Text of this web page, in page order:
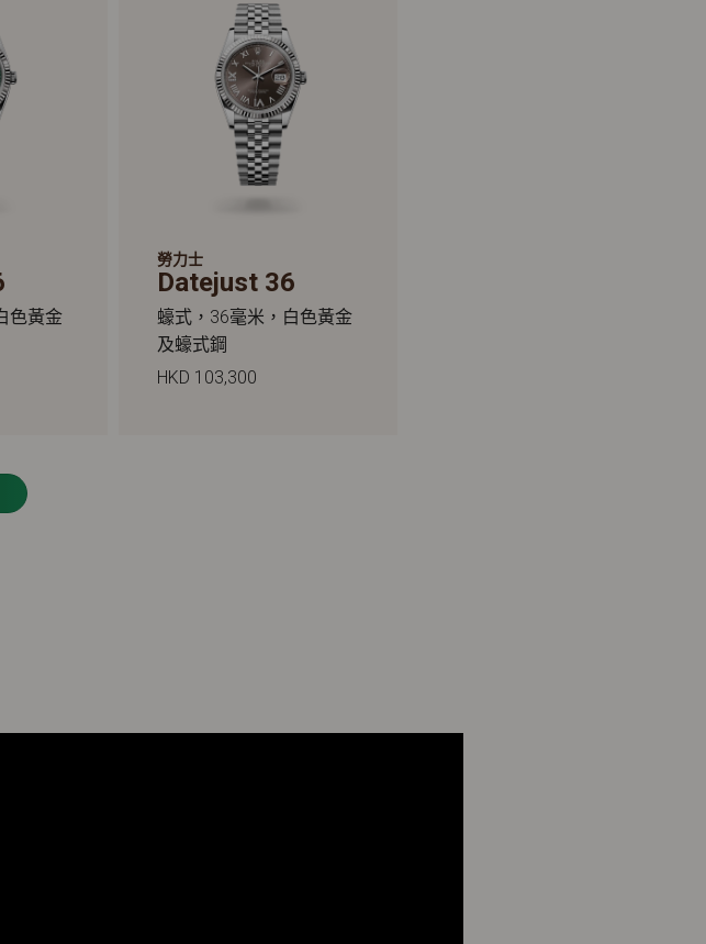
色黃金
勞力士
Datejust 36
蠔式，36毫米，白色黃金
及蠔式鋼
HKD 103,300